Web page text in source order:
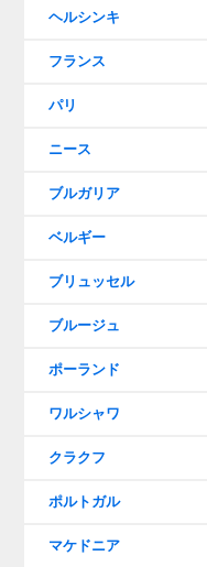
ヘルシンキ
フランス
パリ
ニース
ブルガリア
ベルギー
ブリュッセル
ブルージュ
ポーランド
ワルシャワ
クラクフ
ポルトガル
マケドニア